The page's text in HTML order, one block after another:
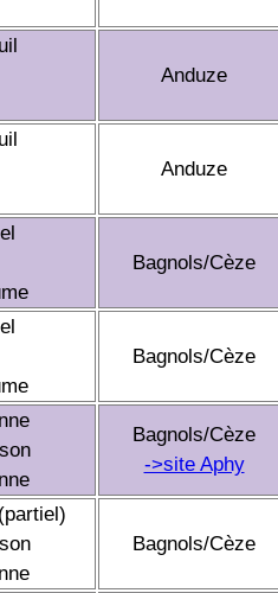
Anduze
Anduze
Bagnols/Cèze
Bagnols/Cèze
Bagnols/Cèze
->site Aphy
Bagnols/Cèze